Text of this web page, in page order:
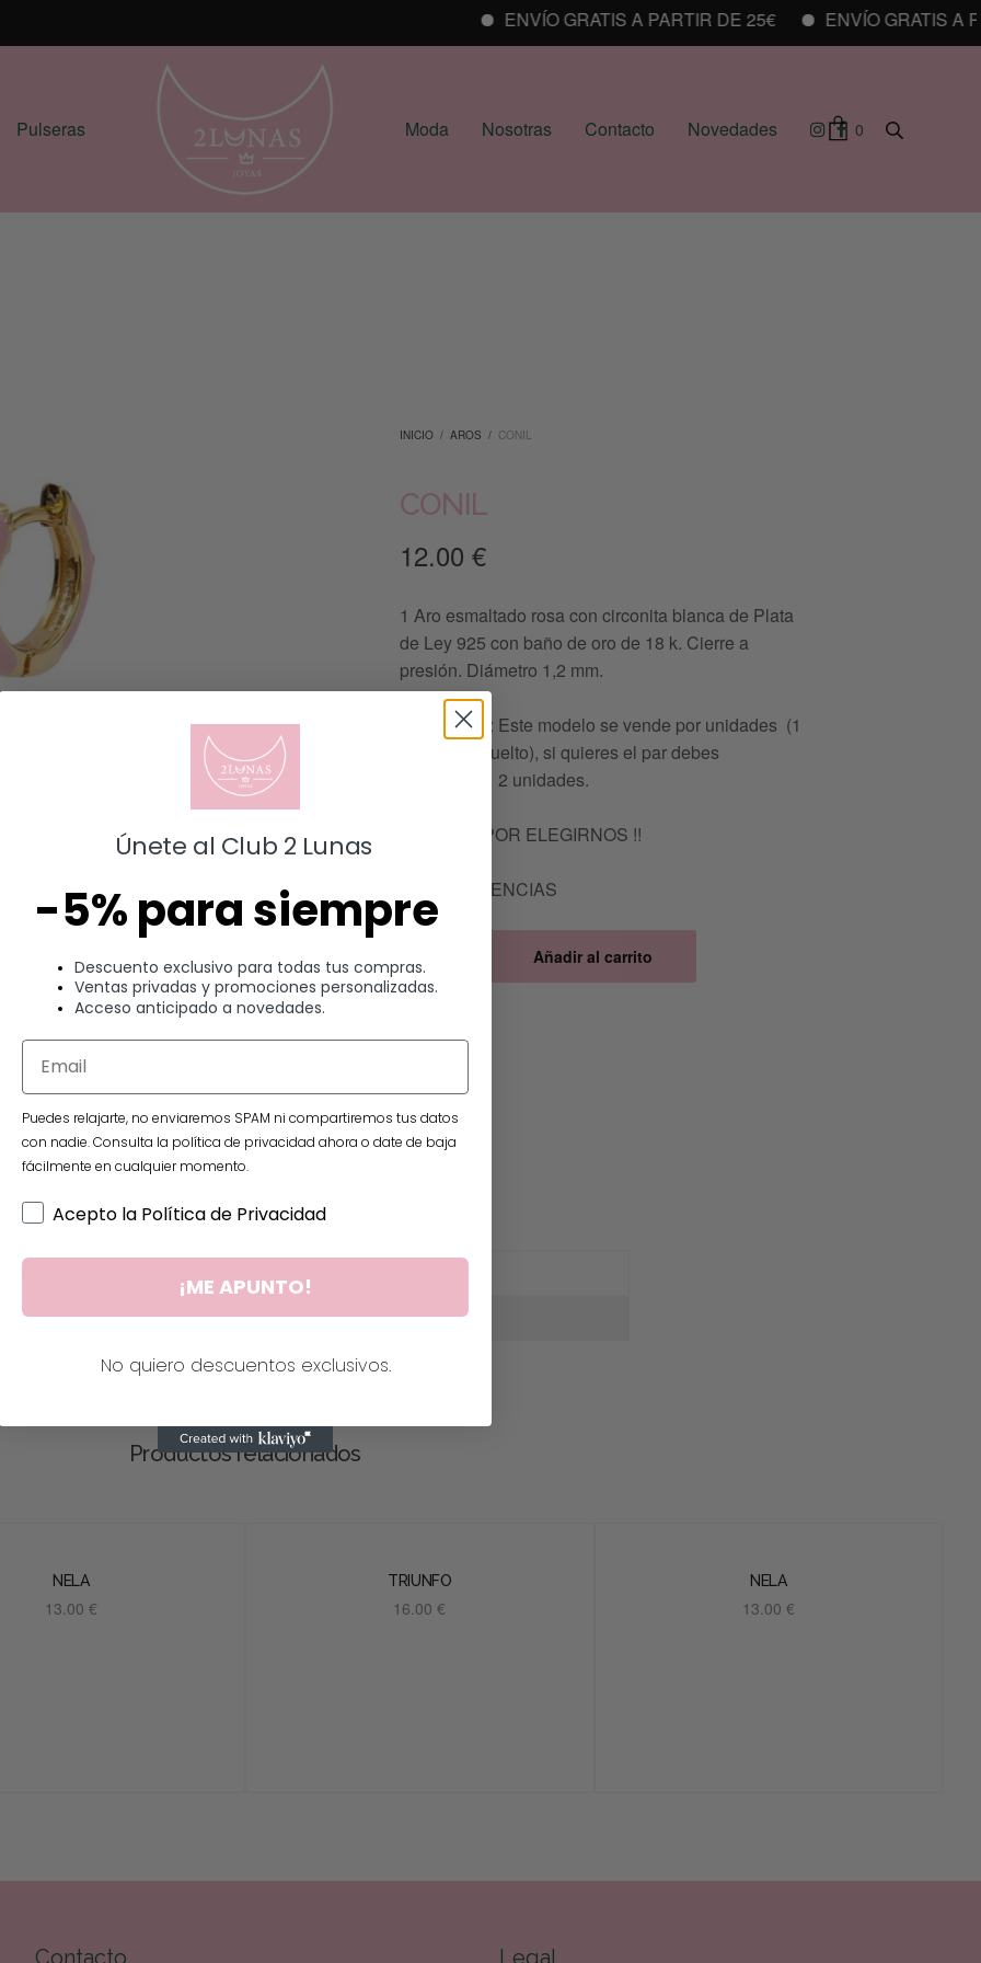
ENVÍO GRATIS A PARTIR DE 25€ ENVÍO GRATIS A
Pulseras Moda Nosotras Contacto Novedades 0
INICIO / AROS / CONIL
CONIL
12.00€
1 Aro esmaltado rosa con circonita blanca de Plata
de Ley 925 con baño de oro de 18 k. Cierre a
presión. Diámetro 1,2 mm.
ATENCIÓN: Este modelo se vende por unidades (1
pendiente suelto), si quieres el par debes
seleccionar 2 unidades.
GRACIAS POR ELEGIRNOS !!
HAY EXISTENCIAS
Añadir al carrito
PEQUEÑO
Productos relacionados
NELA
13.00 €
TRIUNFO
16.00€
NELA
13.00 €
Contacto Legal
Únete al Club 2 Lunas
-5% para siempre
Descuento exclusivo para todas tus compras.
Ventas privadas y promociones personalizadas.
Acceso anticipado a novedades.
Puedes relajarte, no enviaremos SPAM ni compartiremos tus datos
con nadie. Consulta la política de privacidad ahora o date de baja
fácilmente en cualquier momento.
Acepto la Política de Privacidad
¡ME APUNTO!
No quiero descuentos exclusivos.